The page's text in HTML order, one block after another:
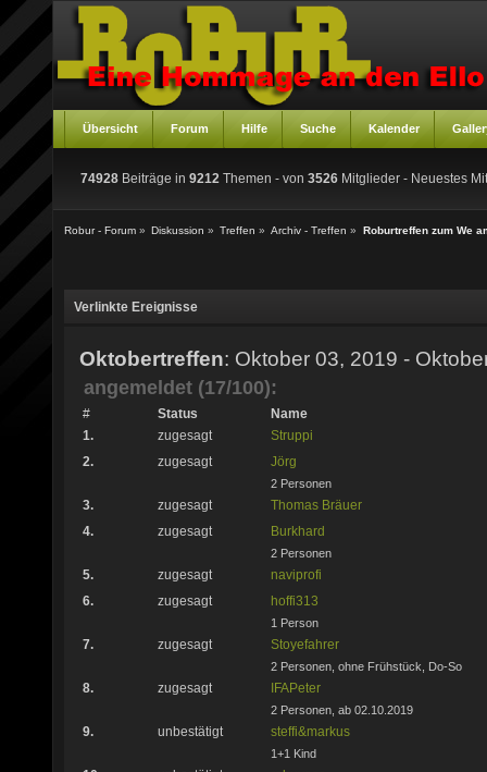
Übersicht Forum Hilfe Suche Kalender
74928 Beiträge in 9212 Themen - von 3526 Mitglieder - Neuestes
Robur - Forum » Diskussion » Treffen » Archiv - Treffen » Roburtreffen zum We
Verlinkte Ereignisse
Oktobertreffen: Oktober 03, 2019 -
angemeldet (17/100):
# Status
Name
1.
zugesagt
Struppi
2.
zugesagt Jörg
2 Personen
3. zugesagt
Thomas Bräuer
4.
zugesagt Burkhard
2 Personen
5. zugesagt
naviprofi
6.
zugesagt hoffi313
1 Person
7. zugesagt Stoyefahrer
2 Personen, ohne Frühstück, Do-So
8. zugesagt IFAPeter
2 Personen, ab 02.10.2019
9. unbestätigt steffi&markus
1+1 Kind